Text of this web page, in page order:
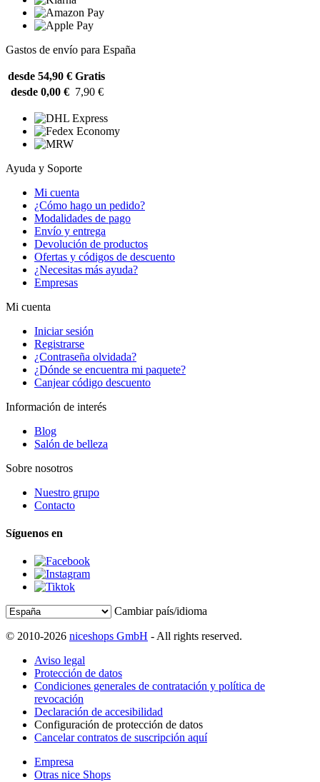
Gastos de envío para España
desde 54,90 € Gratis
desde 0,00 € 7,90 €
Ayuda y Soporte
Mi cuenta
¿Cómo hago un pedido?
Modalidades de pago
Envío y entrega
Devolución de productos
Ofertas y códigos de descuento
¿Necesitas más ayuda?
Empresas
Mi cuenta
Iniciar sesión
Registrarse
¿Contraseña olvidada?
¿Dónde se encuentra mi paquete?
Canjear código descuento
Información de interés
Blog
Salón de belleza
Sobre nosotros
Nuestro grupo
Contacto
Síguenos en
Cambiar país/idioma
© 2010-2026 niceshops GmbH - All rights reserved.
Aviso legal
Protección de datos
Condiciones generales de contratación y política de
revocación
Declaración de accesibilidad
Configuración de protección de datos
Cancelar contratos de suscripción aquí
Empresa
Otras nice Shops